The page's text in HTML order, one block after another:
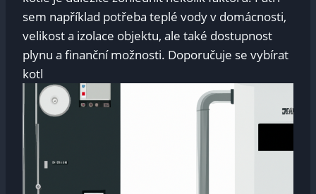
sem například potřeba teplé vody v domácnosti,
velikost a izolace objektu, ale také dostupnost
plynu a finanční možnosti. Doporučuje se vybírat
kotl